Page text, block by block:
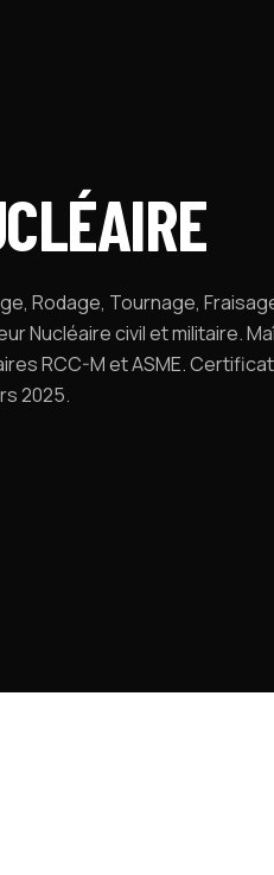
Rodage, Tournage,
Nucléaire civil et militaire.
RCC-M et ASME.
2025.